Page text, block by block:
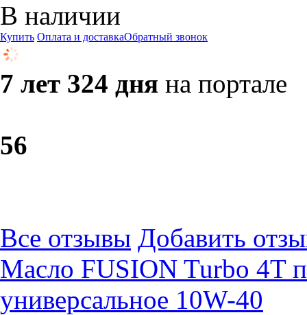
В наличии
Купить Оплата и доставкаОбратный звонок
7 лет 324 дня на портале
56
Все отзывы Добавить
Масло FUSION Turbo 4T
универсальное 10W-40